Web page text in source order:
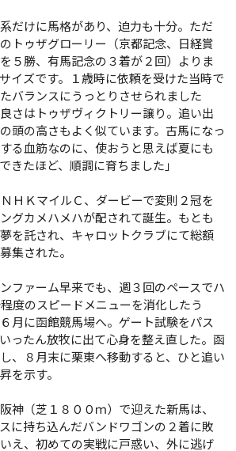
系だけに馬格があり、迫力も十分。ただ
トゥザグローリー（京都記念、日経賞
５勝、有馬記念の３着が２回）よりま
イズです。１歳時に依頼を受けた当時で
バランスにうっとりさせられました
さはトゥザヴィクトリー譲り。追い出
頭の高さもよく似ています。古馬になっ
る血筋なのに、使おうと思えば夏にも
きたほど、順調に育ちました」
ＨＫマイルＣ、ダービーで変則２冠を
グカメハメハが配されて誕生。もとも
を託され、キャロットクラブにて総額
集された。
ファーム早来でも、週３回のペースでハ
度のスピードメニューを消化したう
月に函館競馬場へ。ゲート試験をパス
ったん放牧に出て心身を整え直した。函
、８月末に栗東へ移動すると、ひと追い
を示す。
神（芝１８００ｍ）で迎えた新馬は、
に持ち込んだバンドワゴンの２着に敗
え、初めての実戦に戸惑い、外に逃げ